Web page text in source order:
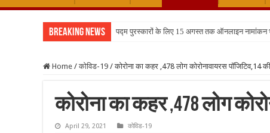
Breaking News पद्म पुरस्कारों के लिए 15 अगस्त तक ऑनलाइन
Home / कोविड-19 / कोरोना का कहर ,478 लोग कोरोनावायरस पॉजिटिव,14
कोरोना का कहर ,478 लोग
April 29, 2021 कोविड-19